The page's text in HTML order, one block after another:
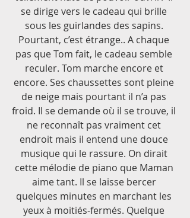
se dirige vers le cadeau qui brille
sous les guirlandes des sapins.
Pourtant, c’est étrange.. A chaque
pas que Tom fait, le cadeau semble
reculer. Tom marche encore et
encore. Ses chaussettes sont pleine
de neige mais pourtant il n’a pas
froid. Il se demande où il se trouve, il
ne reconnaît pas vraiment cet
endroit mais il entend une douce
musique qui le rassure. On dirait
cette mélodie de piano que Maman
aime tant. Il se laisse bercer
quelques minutes en marchant les
yeux à moitiés-fermés. Quelque